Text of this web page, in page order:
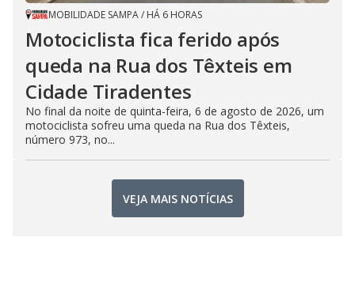
MOBILIDADE SAMPA/ HÁ 6 HORAS
Motociclista fica ferido após
queda na Rua dos Têxteis em
Cidade Tiradentes
No final da noite de quinta-feira, 6 de agosto de 2026, um
motociclista sofreu uma queda na Rua dos Têxteis,
número 973, no...
VEJA MAIS NOTÍCIAS